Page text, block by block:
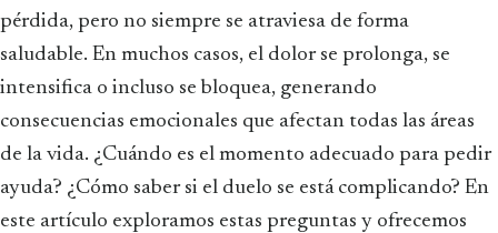
pérdida, pero no siempre se atraviesa de forma
saludable. En muchos casos, el dolor se prolonga, se
intensifica o incluso se bloquea, generando
consecuencias emocionales que afectan todas las áreas
de la vida. ¿Cuándo es el momento adecuado para pedir
ayuda? ¿Cómo saber si el duelo se está complicando? En
este artículo exploramos estas preguntas y ofrecemos